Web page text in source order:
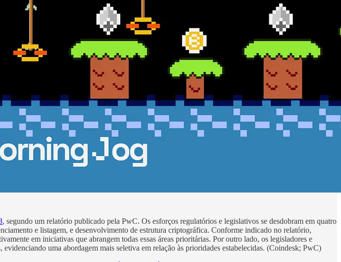
, segundo um relatório publicado pela PwC. Os esforços regulatórios e legislativos se desdobram em quatro
e listagem, e desenvolvimento de estrutura criptográfica. Conforme indicado no relatório,
em iniciativas que abrangem todas essas áreas prioritárias. Por outro lado, os legisladores e
uma abordagem mais seletiva em relação às prioridades estabelecidas. (Coindesk; PwC)